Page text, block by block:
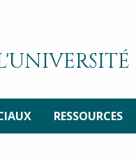
RESSOURCES